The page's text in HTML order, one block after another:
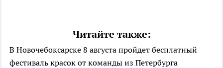
Читайте также:
В Новочебоксарске 8 августа пройдет бесплатный
фестиваль красок от команды из Петербурга